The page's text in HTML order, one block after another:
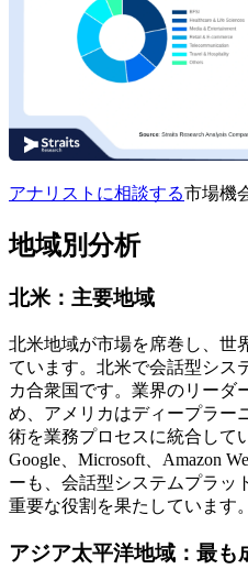
アナリストに相談する市場機
地域別分析
北米：主要地域
北米地域が市場を席巻し、世
ています。北米で会話型シス
カ合衆国です。業界のリーダ
め、アメリカはディープラー
術を業務プロセスに統合して
Google、Microsoft、Amazon
ーも、会話型システムプラッ
重要な役割を果たしています。
アジア太平洋地域：最も